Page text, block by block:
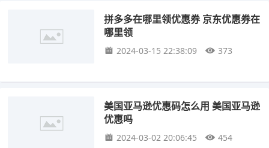
拼多多在哪里领优惠券 京东优惠券在
哪里领
2024-03-15 22:38:09 373
美国亚马逊优惠码怎么用 美国亚马逊
优惠吗
2024-03-02 20:06:45 454